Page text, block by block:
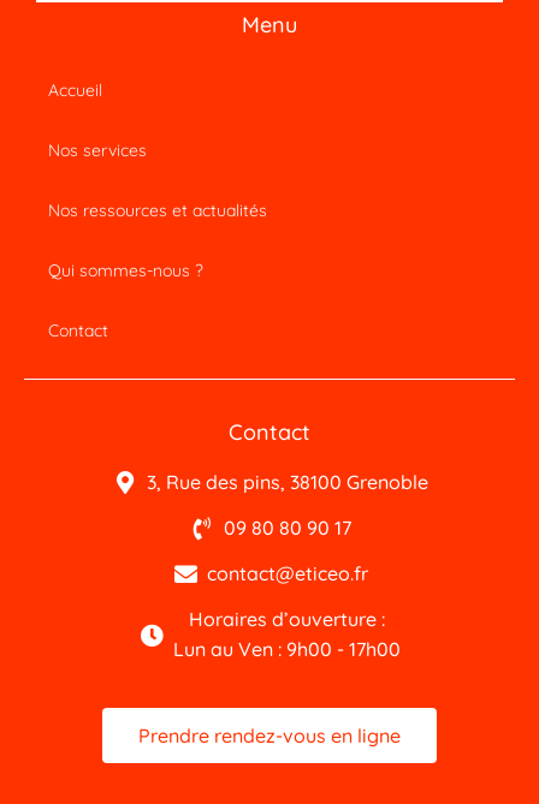
Menu
Accueil
Nos services
Nos ressources et actualités
Qui sommes-nous ?
Contact
Contact
3, Rue des pins, 38100 Grenoble
09 80 80 90 17
contact@eticeo.fr
Horaires d’ouverture :
Lun au Ven : 9h00 - 17h00
Prendre rendez-vous en ligne